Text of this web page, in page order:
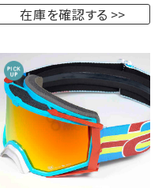
在庫を確認する